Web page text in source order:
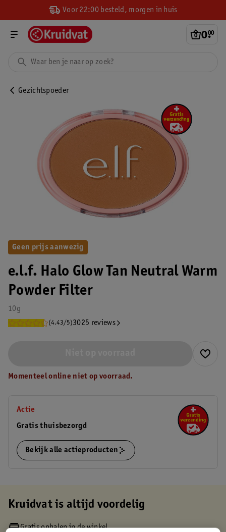
Voor 22:00 besteld, morgen in huis
0.
00
Gezichtspoeder
e.l.f. Halo Glow Tan Neutral Warm
Powder Filter
10g
(4.43/5)3025 reviews
Geen prijs aanwezig
Momenteel online niet op voorraad.
Actie
Gratis thuisbezorgd
Bekijk alle actieproducten
Kruidvat is altijd voordelig
Gratis ophalen in de winkel